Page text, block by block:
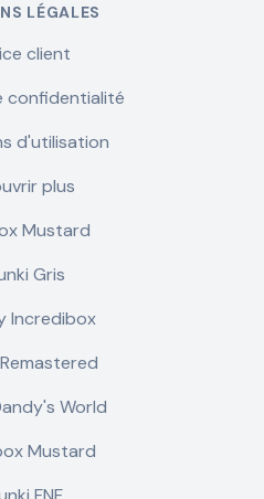
LÉGALES
client
confidentialité
d'utilisation
plus
Mustard
Gris
Incredibox
World
Mustard